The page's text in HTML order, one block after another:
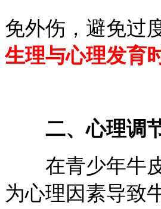
免外伤，避免过
生理与心理发育
二、心理调
在青少年牛皮
为心理因素导致